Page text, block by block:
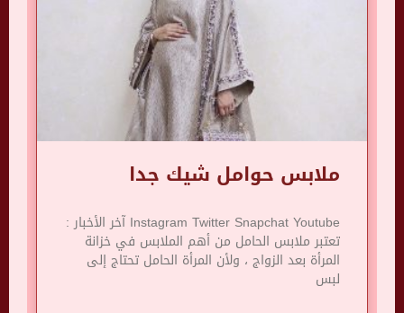
ملابس حوامل شيك جدا
Instagram Twitter Snapchat Youtube آخر الأخبار :
تعتبر ملابس الحامل من أهم الملابس في خزانة
المرأة بعد الزواج ، ولأن المرأة الحامل تحتاج إلى
لبس